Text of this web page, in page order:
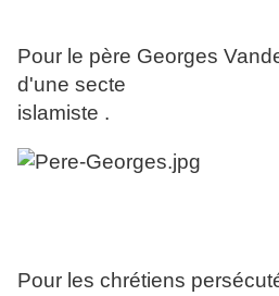
Pour le père Georges
d'une secte
islamiste .
Pour les chrétiens